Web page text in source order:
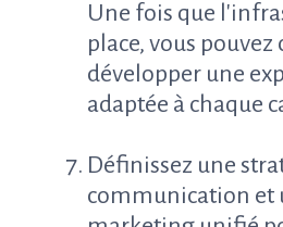
Une fois que
place, vous
développer une
adaptée à chaque
Définissez une
communication et